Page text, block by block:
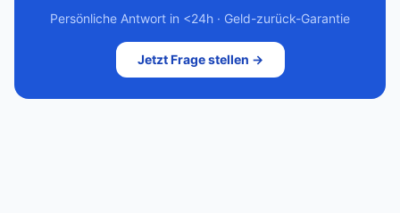
Persönliche Antwort in <24h · Geld-zurück-Garantie
Jetzt Frage stellen →